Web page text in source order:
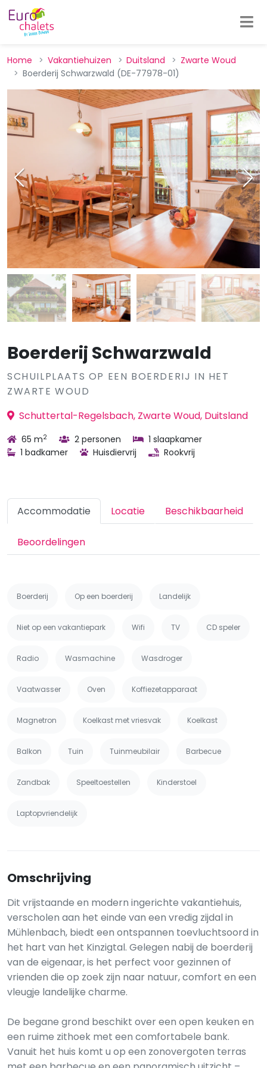
Home Vakantiehuizen Duitsland
Zwarte Woud
Boerderij Schwarzwald (DE-77978-01)
Boerderij Schwarzwald
SCHUILPLAATS OP EEN BOERDERIJ IN HET
ZWARTE WOUD
Schuttertal-Regelsbach, Zwarte Woud, Duitsland
65 m2 2 personen
1 slaapkamer
1 badkamer
Huisdiervrij Rookvrij
Accommodatie Locatie Beschikbaarheid
Beoordelingen
Boerderij Op een boerderij Landelijk
Niet op een vakantiepark Wifi TV CD speler
Radio Wasmachine Wasdroger
Vaatwasser Oven Koffiezetapparaat
Magnetron Koelkast met vriesvak Koelkast
Balkon Tuin Tuinmeubilair Barbecue
Zandbak Speeltoestellen Kinderstoel
Laptopvriendelijk
Omschrijving
Dit vrijstaande en modern ingerichte vakantiehuis,
verscholen aan het einde van een vredig zijdal in
Mühlenbach, biedt een ontspannen toevluchtsoord in
het hart van het Kinzigtal. Gelegen nabij de boerderij
van de eigenaar, is het perfect voor gezinnen of
vrienden die op zoek zijn naar natuur, comfort en een
vleugje landelijke charme.
De begane grond beschikt over een open keuken en
een ruime zithoek met een comfortabele bank.
Vanuit het huis komt u op een zonovergoten terras